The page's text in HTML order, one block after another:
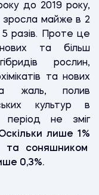
до 2019 року,
зросла майже в 2
разів. Проте це
та більш
рослин,
та нових
жаль, полив
культур в
не зміг
лише 1%
та соняшником
0,3%.